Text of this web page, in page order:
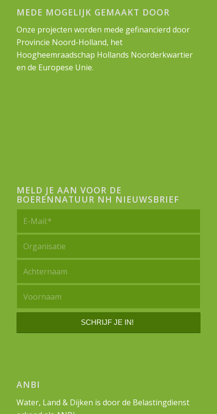
MEDE MOGELIJK GEMAAKT DOOR
Onze projecten worden mede gefinancierd door
Provincie Noord-Holland, het
Hoogheemraadschap Hollands Noorderkwartier
en de Europese Unie.
MELD JE AAN VOOR DE
BOERENNATUUR NH NIEUWSBRIEF
ANBI
Water, Land & Dijken is door de Belastingdienst